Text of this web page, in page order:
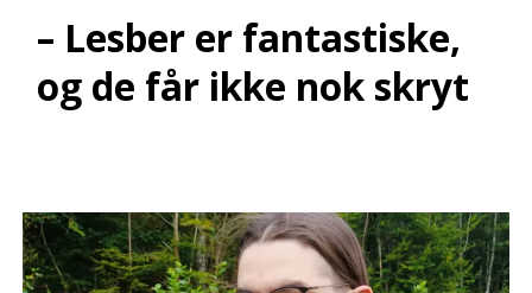
– Lesber er fantastiske,
og de får ikke nok skryt